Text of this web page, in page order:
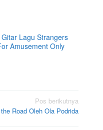
Lagu Strangers
Amusement Only
Pos berikutnya
Road Oleh Ola Podrida